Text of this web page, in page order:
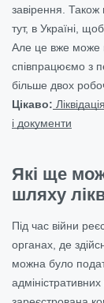
завірення. Також
тут, в Україні,
Але це вже може
співпрацюємо з
більше двох
Цікаво:
і документи
Які ще
шляху
Під час війни
органах, де
можна було
адміністративних